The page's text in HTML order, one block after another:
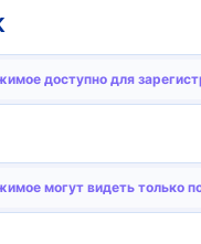
доступно для
могут видеть только